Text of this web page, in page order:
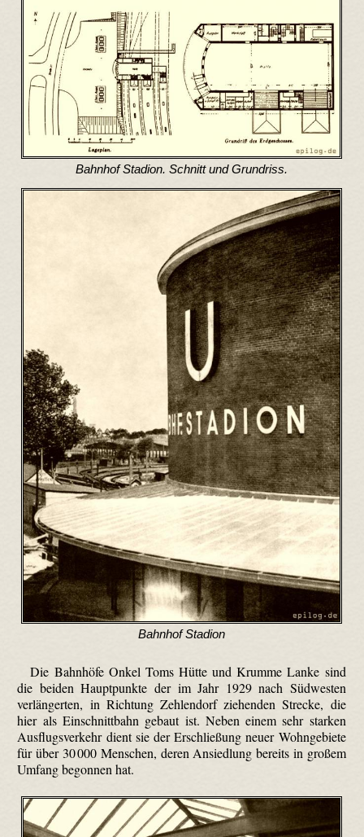
Bahnhof Stadion. Schnitt und Grundriss.
Bahnhof Stadion
Die Bahnhöfe Onkel Toms Hütte und Krumme Lanke sind
die beiden Hauptpunkte der im Jahr 1929 nach Südwesten
verlängerten, in Richtung Zehlendorf ziehenden Strecke, die
hier als Einschnittbahn gebaut ist. Neben einem sehr starken
Ausflugsverkehr dient sie der Erschließung neuer Wohngebiete
für über 30 000 Menschen, deren Ansiedlung bereits in großem
Umfang begonnen hat.